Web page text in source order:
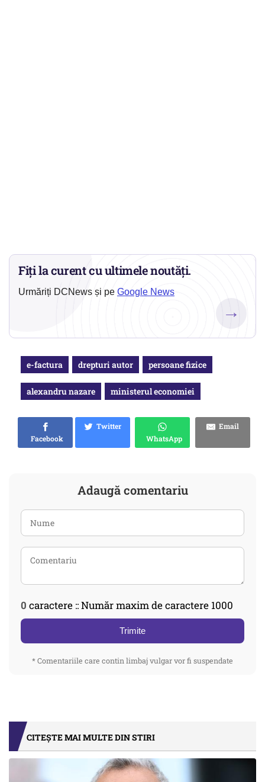
Fiți la curent cu ultimele noutăți.
Urmăriți DCNews și pe Google News
→
e-factura drepturi autor persoane fizice
alexandru nazare ministerul economiei
Facebook
Twitter
WhatsApp
Email
Adaugă comentariu
0 caractere :: Număr maxim de caractere 1000
Trimite
* Comentariile care contin limbaj vulgar vor fi suspendate
CITEȘTE MAI MULTE DIN STIRI